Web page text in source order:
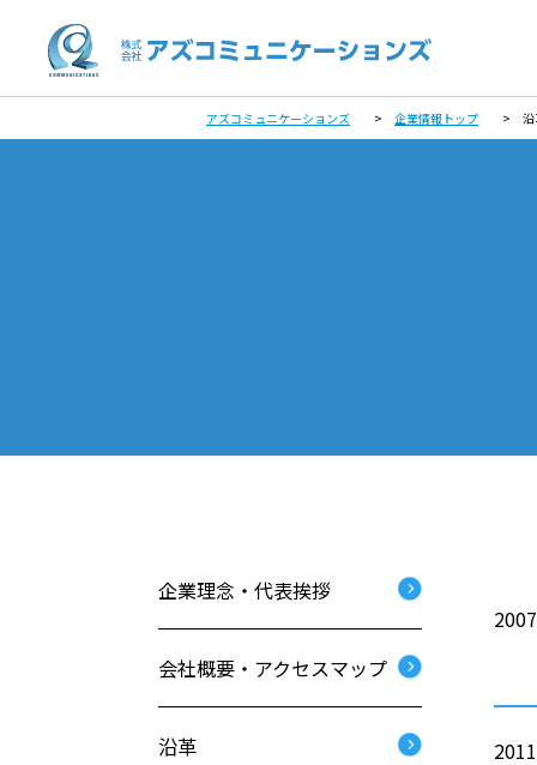
アズコミュニケーションズ > 企業情報トップ >
企業理念・代表挨拶
会社概要・アクセスマップ
沿革